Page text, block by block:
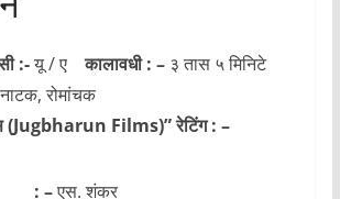
:-यू / एकालावधी : –३ तास ५ मिनिटे
रोमांचक
(Jugbharun Films)” रेटिंग : –
–एस. शंकर